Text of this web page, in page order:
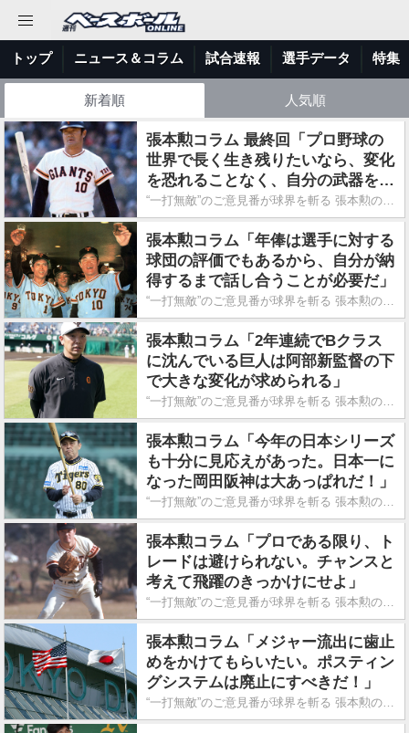
トップ ニュース＆コラム 試合速報 選手データ 特集
新着順 人気順
張本勲コラム 最終回「プロ野球の
世界で長く生き残りたいなら、変化
を恐れることなく、自分の武器を磨
け！」
“一打無敵”のご意見番が球界を斬る 張本勲の喝!!
張本勲コラム「年俸は選手に対する
球団の評価でもあるから、自分が納
得するまで話し合うことが必要だ」
“一打無敵”のご意見番が球界を斬る 張本勲の喝!!
張本勲コラム「2年連続でBクラス
に沈んでいる巨人は阿部新監督の下
で大きな変化が求められる」
“一打無敵”のご意見番が球界を斬る 張本勲の喝!!
張本勲コラム「今年の日本シリーズ
も十分に見応えがあった。日本一に
なった岡田阪神は大あっぱれだ！」
“一打無敵”のご意見番が球界を斬る 張本勲の喝!!
張本勲コラム「プロである限り、ト
レードは避けられない。チャンスと
考えて飛躍のきっかけにせよ」
“一打無敵”のご意見番が球界を斬る 張本勲の喝!!
張本勲コラム「メジャー流出に歯止
めをかけてもらいたい。ポスティン
グシステムは廃止にすべきだ！」
“一打無敵”のご意見番が球界を斬る 張本勲の喝!!